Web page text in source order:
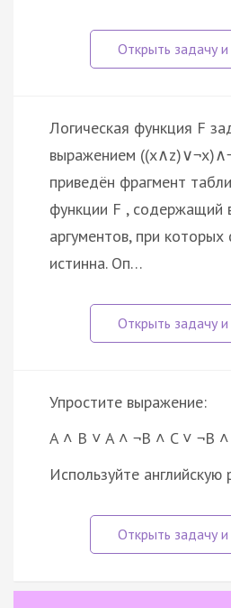
Логическая функция F
выражением
приведён фрагмент
функции F , содержащий
аргументов, при которых
истинна. Оп…
Упростите выражение:
A ˄ B ˅ A ˄ ¬B ˄ C ˅ ¬B
Используйте английскую